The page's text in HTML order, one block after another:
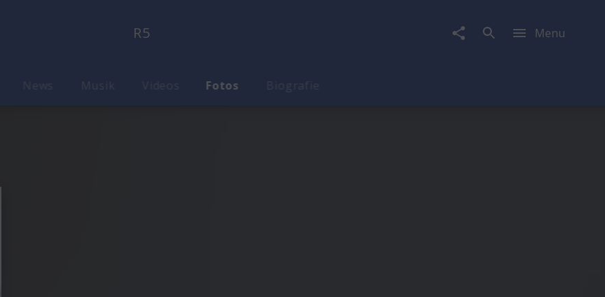
R5 Menu
Musik Fotos Biografie